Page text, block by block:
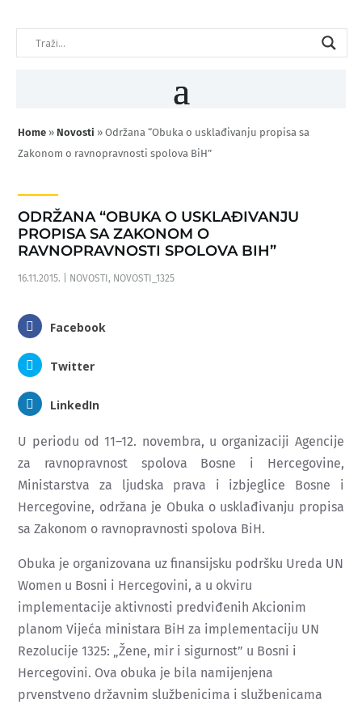
Home » Novosti »Održana “Obuka o usklađivanju propisa sa
Zakonom o ravnopravnosti spolova BiH”
ODRŽANA “OBUKA O USKLAĐIVANJU
PROPISA SA ZAKONOM O
RAVNOPRAVNOSTI SPOLOVA BIH”
16.11.2015. NOVOSTI, NOVOSTI_1325
Facebook
Twitter
LinkedIn
U periodu od 11–12. novembra, u organizaciji Agencije
za ravnopravnost spolova Bosne i Hercegovine,
Ministarstva za ljudska prava i izbjeglice Bosne i
Hercegovine, održana je Obuka o usklađivanju propisa
sa Zakonom o ravnopravnosti spolova BiH.
Obuka je organizovana uz finansijsku podršku Ureda UN
Women u Bosni i Hercegovini, a u okviru
implementacije aktivnosti predviđenih Akcionim
planom Vijeća ministara BiH za implementaciju UN
Rezolucije 1325: „Žene, mir i sigurnost” u Bosni i
Hercegovini. Ova obuka je bila namijenjena
prvenstveno državnim službenicima i službenicama